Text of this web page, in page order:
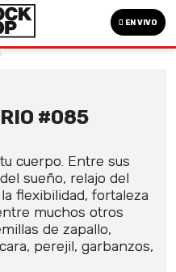
EN VIVO
#085
cuerpo. Entre sus
sueño, relajo del
flexibilidad, fortaleza
muchos otros
de zapallo,
perejil, garbanzos,